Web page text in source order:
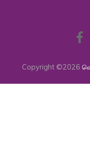
Copyright ©2026